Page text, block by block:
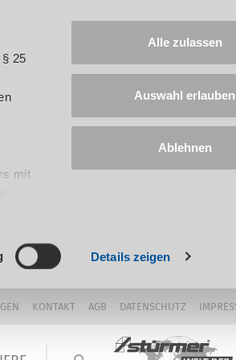
25
mit
Details zeigen
Alle zulassen
Auswahl erlauben
Ablehnen
KONTAKT AGB DATENSCHUTZ